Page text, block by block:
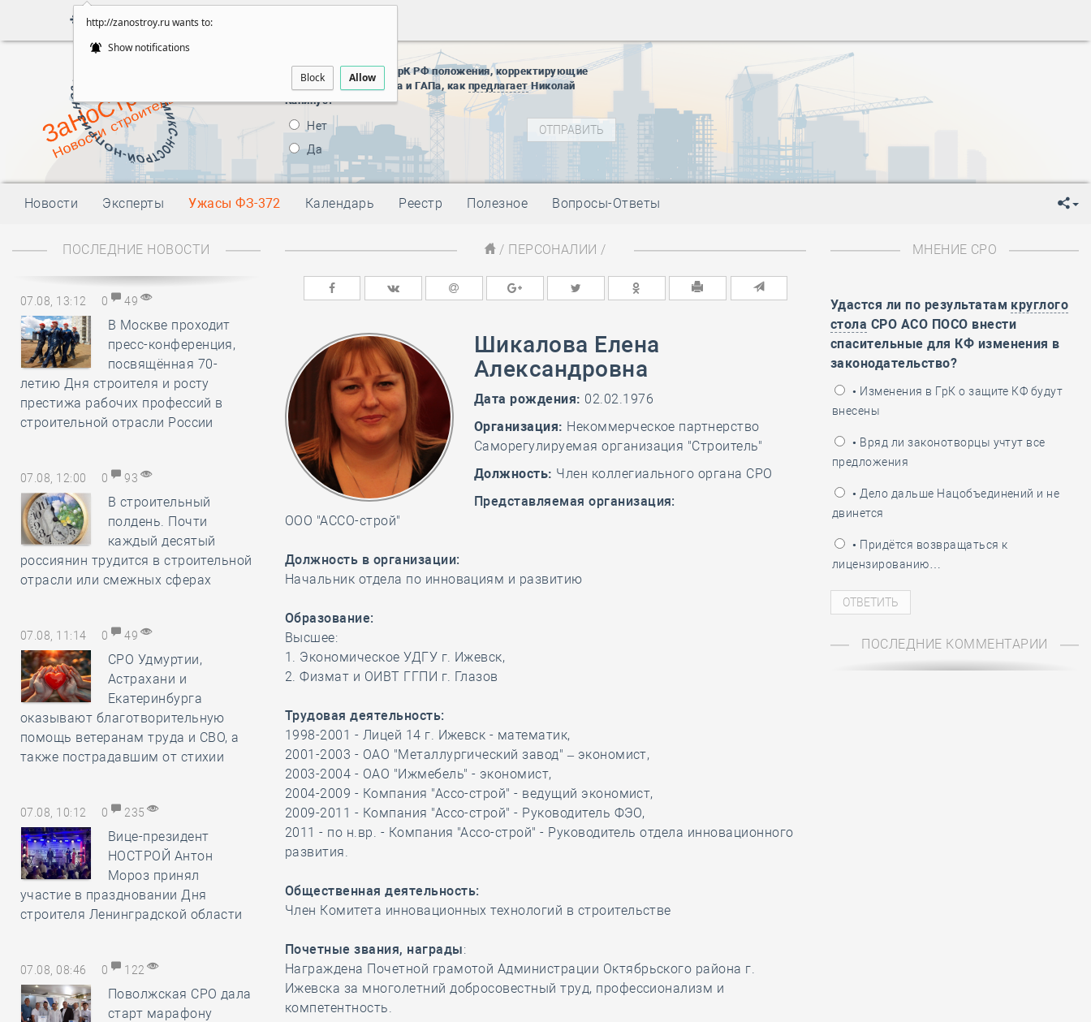
http://zanostroy.ru wants to:
Show notifications
Block Allow
Войти Поиск
Будут ли внесены в ГрК РФ положения, корректирующие
правовой статус ГИПа и ГАПа, как предлагаетНиколай
Капинус?
Нет
Да
-День сотрудника органов внутренних дел РФ
-
День полного освобождения Ленинграда от фашистской
блокады
01 мая- День Весны и Труда
09 мая- День Победы!
28 мая -День пограничника
12 августа
27 января
День полного освобождения Ленинграда от фашистской
блокады
09 мая
Новости Эксперты Ужасы ФЗ-372 Календарь Реестр Полезное Вопросы-Ответы
ПОСЛЕДНИЕ НОВОСТИ
07.08, 13:12 0 49
В Москве проходит
пресс-конференция,
посвящённая 70-
летию Дня строителя и росту
престижа рабочих профессий в
строительной отрасли России
07.08, 12:00 0 93
В строительный
полдень. Почти
каждый десятый
россиянин трудится в строительной
отрасли или смежных сферах
07.08, 11:14 0 49
СРО Удмуртии,
Астрахани и
Екатеринбурга
оказывают благотворительную
помощь ветеранам труда и СВО, а
также пострадавшим от стихии
07.08, 10:12 0 235
Вице-президент
НОСТРОЙ Антон
Мороз принял
участие в праздновании Дня
строителя Ленинградской области
07.08, 08:46 0 122
Поволжская СРО дала
старт марафону
/ ПЕРСОНАЛИИ /
Шикалова Елена
Александровна
Дата рождения: 02.02.1976
Организация: Некоммерческое партнерство
Саморегулируемая организация "Строитель"
Должность: Член коллегиального органа СРО
Представляемая организация:
ООО "АССО-строй"
Должность в организации:
Начальник отдела по инновациям и развитию
Образование:
Высшее:
1. Экономическое УДГУ г. Ижевск,
2. Физмат и ОИВТ ГГПИ г. Глазов
Трудовая деятельность:
1998-2001 - Лицей 14 г. Ижевск - математик,
2001-2003 - ОАО "Металлургический завод" – экономист,
2003-2004 - ОАО "Ижмебель" - экономист,
2004-2009 - Компания "Ассо-строй" - ведущий экономист,
2009-2011 - Компания "Ассо-строй" - Руководитель ФЭО,
2011 - по н.вр. - Компания "Ассо-строй" - Руководитель отдела инновационного
развития.
Общественная деятельность:
Член Комитета инновационных технологий в строительстве
Почетные звания, награды:
Награждена Почетной грамотой Администрации Октябрьского района г.
Ижевска за многолетний добросовестный труд, профессионализм и
компетентность.
МНЕНИЕ СРО
Удастся ли по результатам круглого
стола СРО АСО ПОСО внести
спасительные для КФ изменения в
законодательство?
• Изменения в ГрК о защите КФ будут
внесены
• Вряд ли законотворцы учтут все
предложения
• Дело дальше Нацобъединений и не
двинется
• Придётся возвращаться к
лицензированию…
ПОСЛЕДНИЕ КОММЕНТАРИИ